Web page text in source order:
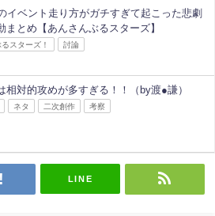
イベント走り方がガチすぎて起こった悲劇
まとめ【あんさんぶるスターズ】
スターズ！ 討論
相対的攻めが多すぎる！！（by渡●謙）
ネタ 二次創作 考察
LINE